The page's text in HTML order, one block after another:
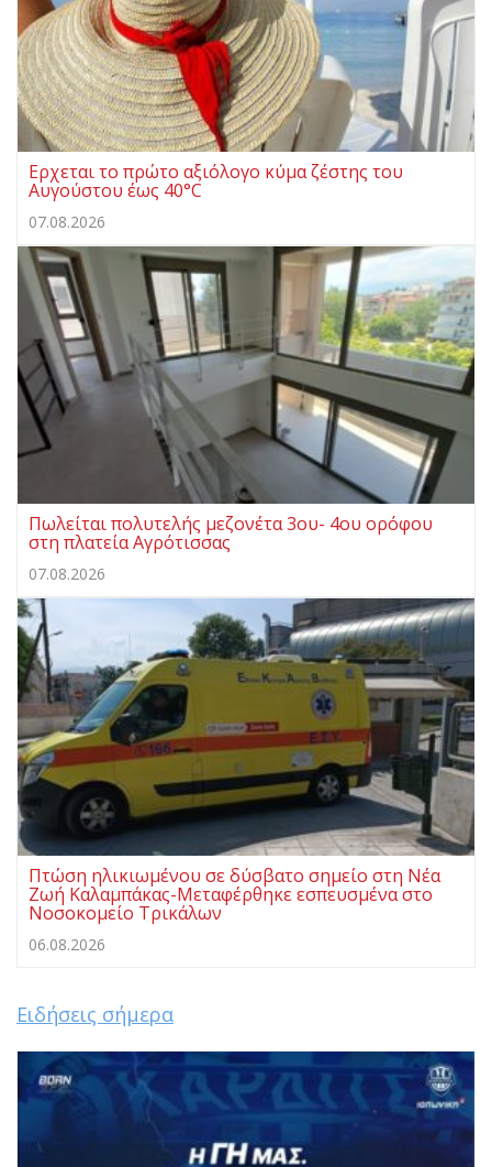
Ερχεται το πρώτο αξιόλογο κύμα ζέστης του
Αυγούστου έως 40°C
07.08.2026
Πωλείται πολυτελής μεζονέτα 3ου- 4ου ορόφου
στη πλατεία Αγρότισσας
07.08.2026
Πτώση ηλικιωμένου σε δύσβατο σημείο στη Νέα
Ζωή Καλαμπάκας-Μεταφέρθηκε εσπευσμένα στο
Νοσοκομείο Τρικάλων
06.08.2026
Ειδήσεις σήμερα